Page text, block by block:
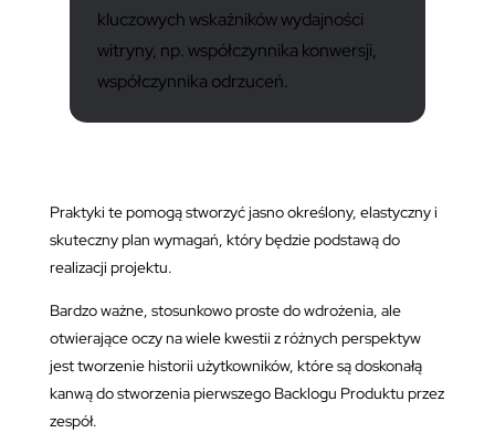
kluczowych wskaźników wydajności
witryny, np. współczynnika konwersji,
współczynnika odrzuceń.
Praktyki te pomogą stworzyć jasno określony, elastyczny i
skuteczny plan wymagań, który będzie podstawą do
realizacji projektu.
Bardzo ważne, stosunkowo proste do wdrożenia, ale
otwierające oczy na wiele kwestii z różnych perspektyw
jest tworzenie historii użytkowników, które są doskonałą
kanwą do stworzenia pierwszego Backlogu Produktu przez
zespół.